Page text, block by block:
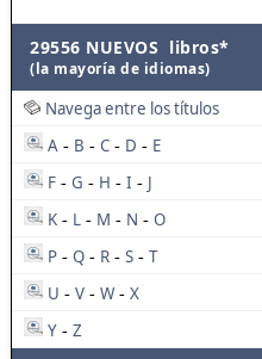
29556 NUEVOS libros*
(la mayoría de idiomas)
Navega entre los títulos
A - B - C - D - E
F - G - H - I - J
K - L - M - N - O
P - Q - R - S - T
U - V - W - X
Y - Z